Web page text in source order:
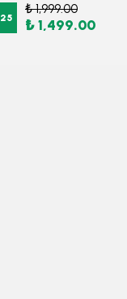
25
₺ 1,999.00
₺ 1,499.00